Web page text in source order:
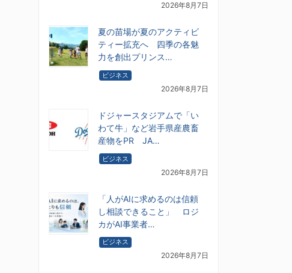
2026年8月7日
夏の苗場が夏のアクティビ
ティー拡充へ 四季の各魅
力を創出プリンス…
ビジネス
2026年8月7日
ドジャースタジアムで「い
わて牛」など岩手県産農畜
産物をPR JA…
ビジネス
2026年8月7日
「人がAIに求めるのは信頼
し相談できること」 ロジ
カがAI事業者…
ビジネス
2026年8月7日